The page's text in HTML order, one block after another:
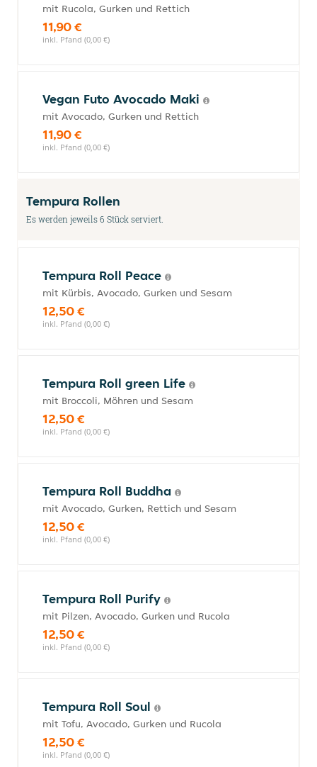
mit Rucola, Gurken und Rettich
11,90 €
inkl. Pfand (0,00 €)
Vegan Futo Avocado Maki
mit Avocado, Gurken und Rettich
11,90 €
inkl. Pfand (0,00 €)
Tempura Rollen
Es werden jeweils 6 Stück serviert.
Tempura Roll Peace
mit Kürbis, Avocado, Gurken und Sesam
12,50 €
inkl. Pfand (0,00 €)
Tempura Roll green Life
mit Broccoli, Möhren und Sesam
12,50 €
inkl. Pfand (0,00 €)
Tempura Roll Buddha
mit Avocado, Gurken, Rettich und Sesam
12,50 €
inkl. Pfand (0,00 €)
Tempura Roll Purify
mit Pilzen, Avocado, Gurken und Rucola
12,50 €
inkl. Pfand (0,00 €)
Tempura Roll Soul
mit Tofu, Avocado, Gurken und Rucola
12,50 €
inkl. Pfand (0,00 €)